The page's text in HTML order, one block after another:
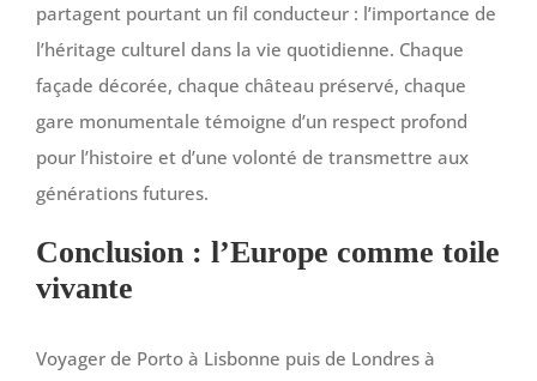
partagent pourtant un fil conducteur : l’importance de
l’héritage culturel dans la vie quotidienne. Chaque
façade décorée, chaque château préservé, chaque
gare monumentale témoigne d’un respect profond
pour l’histoire et d’une volonté de transmettre aux
générations futures.
Conclusion : l’Europe comme toile
vivante
Voyager de Porto à Lisbonne puis de Londres à